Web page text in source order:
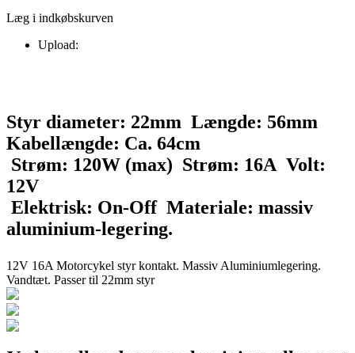
Læg i indkøbskurven
Upload:
Styr diameter: 22mm Længde: 56mm
Kabellængde: Ca. 64cm
Strøm: 120W (max) Strøm: 16A Volt:
12V
Elektrisk: On-Off Materiale: massiv
aluminium-legering.
12V 16A Motorcykel styr kontakt. Massiv Aluminiumlegering.
Vandtæt. Passer til 22mm styr